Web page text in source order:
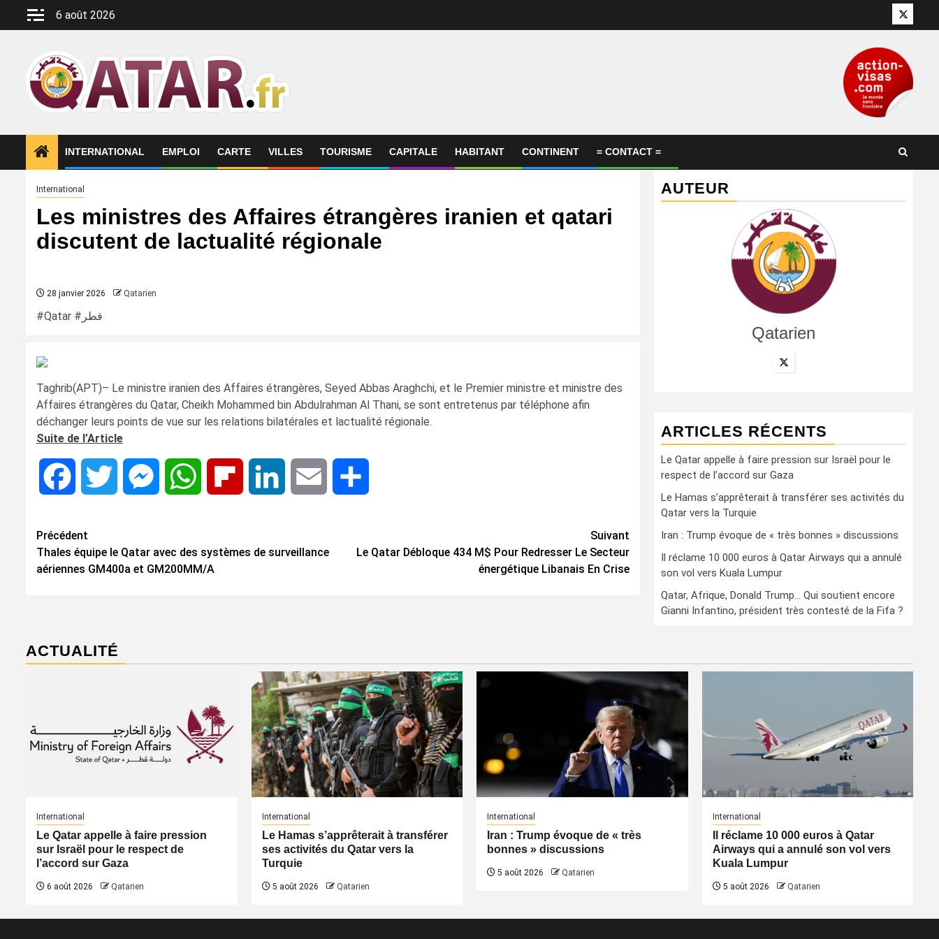
6 août 2026 Twitter
INTERNATIONAL EMPLOI CARTE VILLES TOURISME CAPITALE HABITANT CONTINENT = CONTACT =
International
Les ministres des Affaires étrangères iranien et qatari
discutent de lactualité régionale
28 janvier 2026 Qatarien
#Qatar #قطر
Taghrib(APT)– Le ministre iranien des Affaires étrangères, Seyed Abbas Araghchi, et le Premier ministre et ministre des
Affaires étrangères du Qatar, Cheikh Mohammed bin Abdulrahman Al Thani, se sont entretenus par téléphone afin
déchanger leurs points de vue sur les relations bilatérales et lactualité régionale.
Suite de l’Article
Facebook Twitter MessengerWhatsApp Flipboard LinkedIn Email
Navigation
d’article
Précédent
Thales équipe le Qatar avec des systèmes de surveillance
aériennes GM400a et GM200MM/A
Suivant
Le Qatar Débloque 434 M$ Pour Redresser Le Secteur
énergétique Libanais En Crise
AUTEUR
Qatarien
ARTICLES RÉCENTS
Le Qatar appelle à faire pression sur Israël pour le
respect de l’accord sur Gaza
Le Hamas s’apprêterait à transférer ses activités du
Qatar vers la Turquie
Iran : Trump évoque de « très bonnes » discussions
Il réclame 10 000 euros à Qatar Airways qui a annulé
son vol vers Kuala Lumpur
Qatar, Afrique, Donald Trump… Qui soutient encore
Gianni Infantino, président très contesté de la Fifa ?
ACTUALITÉ
International
Le Qatar appelle à faire pression
sur Israël pour le respect de
l’accord sur Gaza
6 août 2026 Qatarien
International
Le Hamas s’apprêterait à transférer
ses activités du Qatar vers la
Turquie
5 août 2026 Qatarien
International
Iran : Trump évoque de « très
bonnes » discussions
5 août 2026 Qatarien
International
Il réclame 10 000 euros à Qatar
Airways qui a annulé son vol vers
Kuala Lumpur
5 août 2026 Qatarien